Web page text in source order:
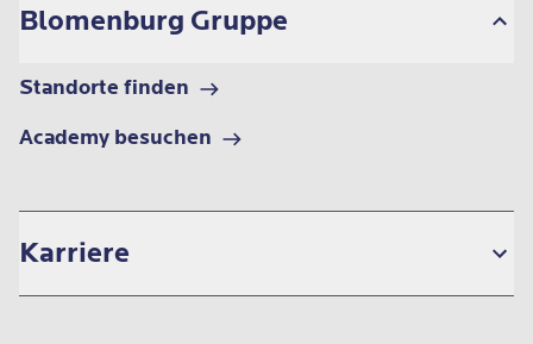
Blomenburg Gruppe
Standorte finden
Academy besuchen
Karriere